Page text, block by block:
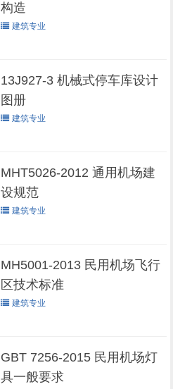
构造
建筑专业
13J927-3 机械式停车库设计
图册
建筑专业
MHT5026-2012 通用机场建
设规范
建筑专业
MH5001-2013 民用机场飞行
区技术标准
建筑专业
GBT 7256-2015 民用机场灯
具一般要求